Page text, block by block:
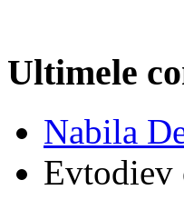
Ultimele
Nabila
Evtodiev